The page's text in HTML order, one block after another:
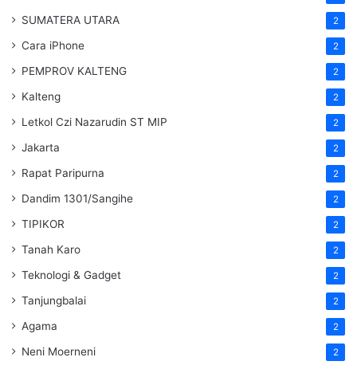
SUMATERA UTARA 2
Cara iPhone 2
PEMPROV KALTENG 2
Kalteng 2
Letkol Czi Nazarudin ST MIP 2
Jakarta 2
Rapat Paripurna 2
Dandim 1301/Sangihe 2
TIPIKOR 2
Tanah Karo 2
Teknologi & Gadget 2
Tanjungbalai 2
Agama 2
Neni Moerneni 2